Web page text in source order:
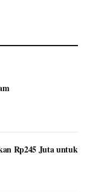
Rp245 Juta untuk